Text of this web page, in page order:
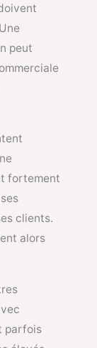
peut
fortement
clients.
alors
parfois